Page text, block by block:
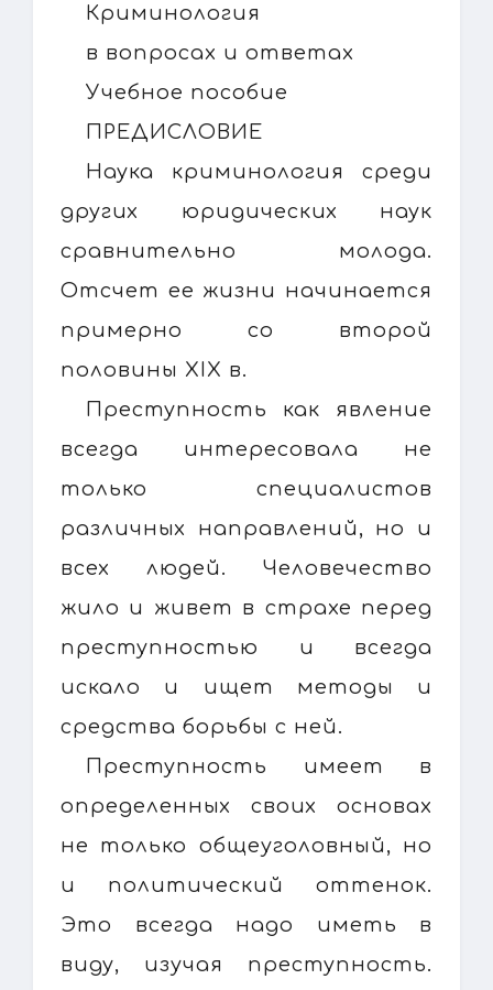
Криминология
в вопросах и ответах
Учебное пособие
ПРЕДИСЛОВИЕ
Наука криминология среди
других юридических наук
сравнительно молода.
Отсчет ее жизни начинается
примерно со второй
половины XIX в.
Преступность как явление
всегда интересовала не
только специалистов
различных направлений, но и
всех людей. Человечество
жило и живет в страхе перед
преступностью и всегда
искало и ищет методы и
средства борьбы с ней.
Преступность имеет в
определенных своих основах
не только общеуголовный, но
и политический оттенок.
Это всегда надо иметь в
виду, изучая преступность.